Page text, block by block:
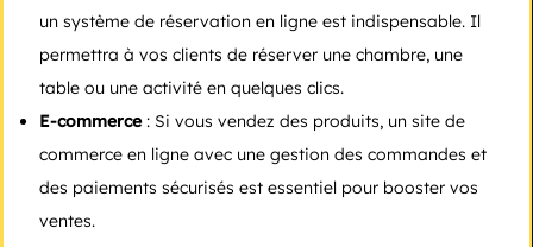
un système de réservation en ligne est indispensable. Il
permettra à vos clients de réserver une chambre, une
table ou une activité en quelques clics.
E-commerce: Si vous vendez des produits, un site de
commerce en ligne avec une gestion des commandes et
des paiements sécurisés est essentiel pour booster vos
ventes.